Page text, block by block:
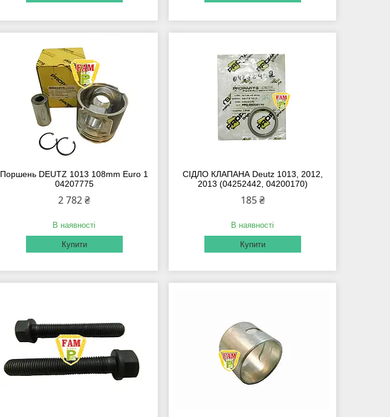
Поршень DEUTZ 1013 108mm Euro 1
04207775
2 782 ₴
В наявності
Купити
СІДЛО КЛАПАНА Deutz 1013, 2012,
2013 (04252442, 04200170)
185 ₴
В наявності
Купити